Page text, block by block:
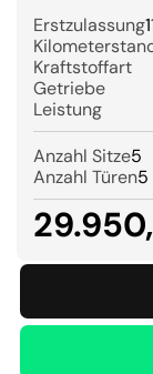
Erstzulassung
Kraftstoffart
Getriebe
Leistung
Anzahl Sitze5
Anzahl Türen5